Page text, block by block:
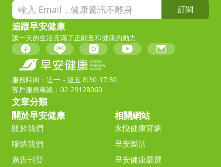
訂閱
追蹤早安健康
讓一天的生活充滿了正能量和健康的動力
服務時間：週一～週五 8:30-17:30
客戶服務專線：02-29128060
文章分類
關於早安健康
關於我們
聯絡我們
廣告刊登
相關網站
永悅健康官網
早安樂活
早安健康嚴選